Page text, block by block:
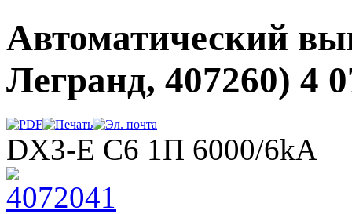
Автоматический
Легранд, 407260) 4
DX3-E C6 1П 6000/6kA